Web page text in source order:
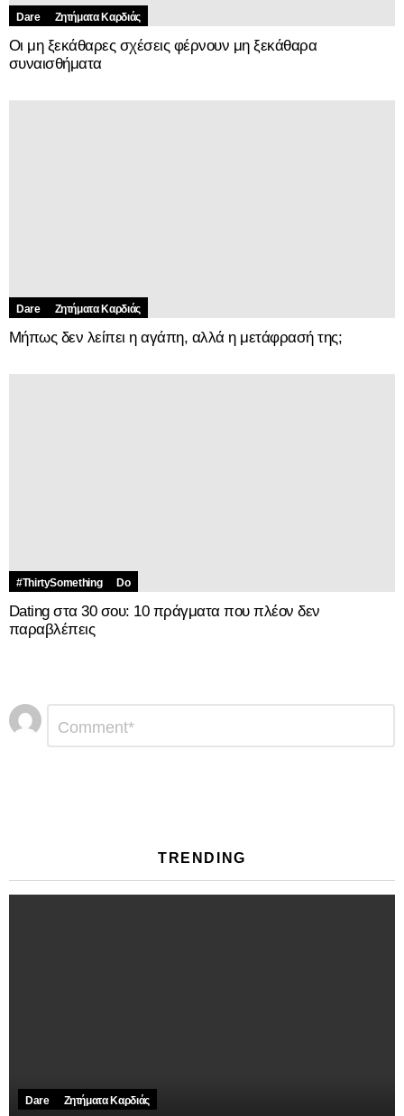
Dare Ζητήματα Kαρδιάς
Οι μη ξεκάθαρες σχέσεις φέρνουν μη ξεκάθαρα
συναισθήματα
Dare Ζητήματα Kαρδιάς
Μήπως δεν λείπει η αγάπη, αλλά η μετάφρασή της;
#ThirtySomething Do
Dating στα 30 σου: 10 πράγματα που πλέον δεν
παραβλέπεις
Αφήστε
μια
απάντηση
TRENDING
Dare Ζητήματα Kαρδιάς